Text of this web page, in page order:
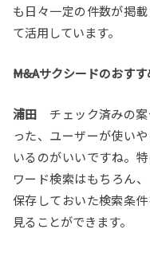
も日々一定の件数が掲
て活用しています。
――M&Aサクシードのおす
浦田 チェック済みの
った、ユーザーが使い
いるのがいいですね。
ワード検索はもちろん
保存しておいた検索条
見ることができます。